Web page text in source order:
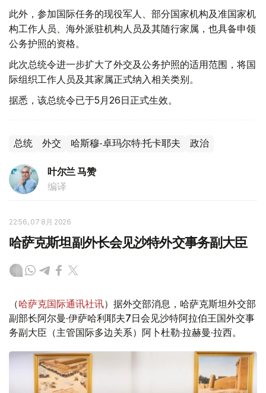
此外，参加国际任务的现役军人、部分国家机构及准国家机
构工作人员、海外派驻机构人员及其随行家属，也具备申领
公务护照的资格。
此次总统令进一步扩大了外交及公务护照的适用范围，将国
际组织工作人员及其家属正式纳入相关类别。
据悉，该总统令已于5月26日正式生效。
总统 外交 哈斯穆-卓玛尔特·托卡耶夫 政治
叶尔兰 马赞
编译
22:56, 07 8月 2026
哈萨克斯坦副外长会见沙特外交事务副大臣
（哈萨克国际通讯社讯）据外交部消息，哈萨克斯坦外交部
副部长阿尔曼·伊萨哈利耶夫7日会见沙特阿拉伯王国外交事
务副大臣（主管国际多边关系）阿卜杜勒·拉赫曼·拉西。